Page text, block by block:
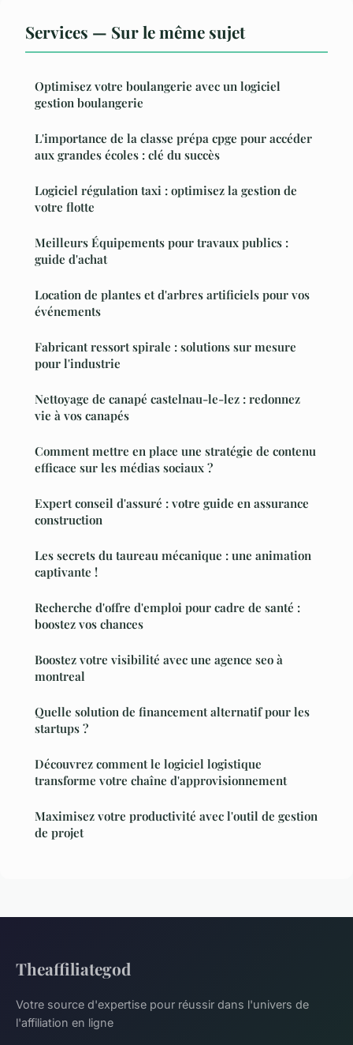
Services — Sur le même sujet
Optimisez votre boulangerie avec un logiciel
gestion boulangerie
L'importance de la classe prépa cpge pour accéder
aux grandes écoles : clé du succès
Logiciel régulation taxi : optimisez la gestion de
votre flotte
Meilleurs Équipements pour travaux publics :
guide d'achat
Location de plantes et d'arbres artificiels pour vos
événements
Fabricant ressort spirale : solutions sur mesure
pour l'industrie
Nettoyage de canapé castelnau-le-lez : redonnez
vie à vos canapés
Comment mettre en place une stratégie de contenu
efficace sur les médias sociaux ?
Expert conseil d'assuré : votre guide en assurance
construction
Les secrets du taureau mécanique : une animation
captivante !
Recherche d'offre d'emploi pour cadre de santé :
boostez vos chances
Boostez votre visibilité avec une agence seo à
montreal
Quelle solution de financement alternatif pour les
startups ?
Découvrez comment le logiciel logistique
transforme votre chaîne d'approvisionnement
Maximisez votre productivité avec l'outil de gestion
de projet
Theaffiliategod
Votre source d'expertise pour réussir dans l'univers de
l'affiliation en ligne